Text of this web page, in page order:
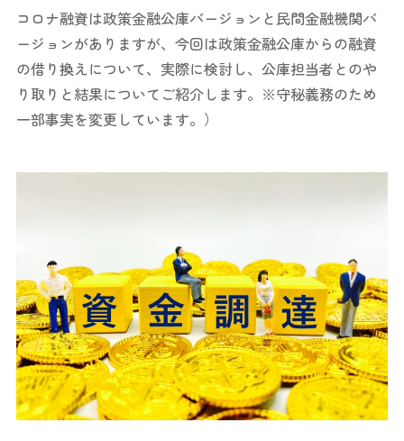
コロナ融資は政策金融公庫バージョンと民間金融機関バ
ージョンがありますが、今回は政策金融公庫からの融資
の借り換えについて、実際に検討し、公庫担当者とのや
り取りと結果についてご紹介します。※守秘義務のため
一部事実を変更しています。）